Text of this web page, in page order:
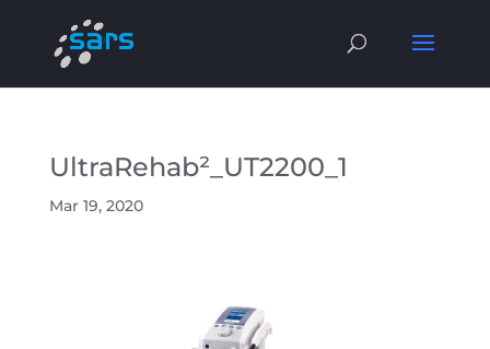
UltraRehab²_UT2200_1
Mar 19, 2020